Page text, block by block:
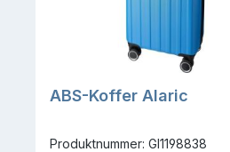
ABS-Koffer Alaric
Produktnummer: GI1198838